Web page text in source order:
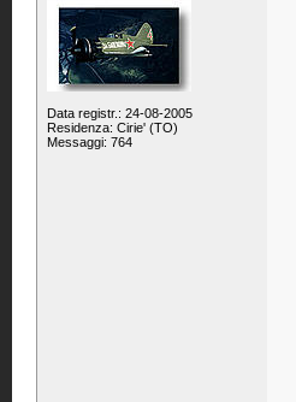
Data registr.: 24-08-2005
Residenza: Cirie' (TO)
Messaggi: 764